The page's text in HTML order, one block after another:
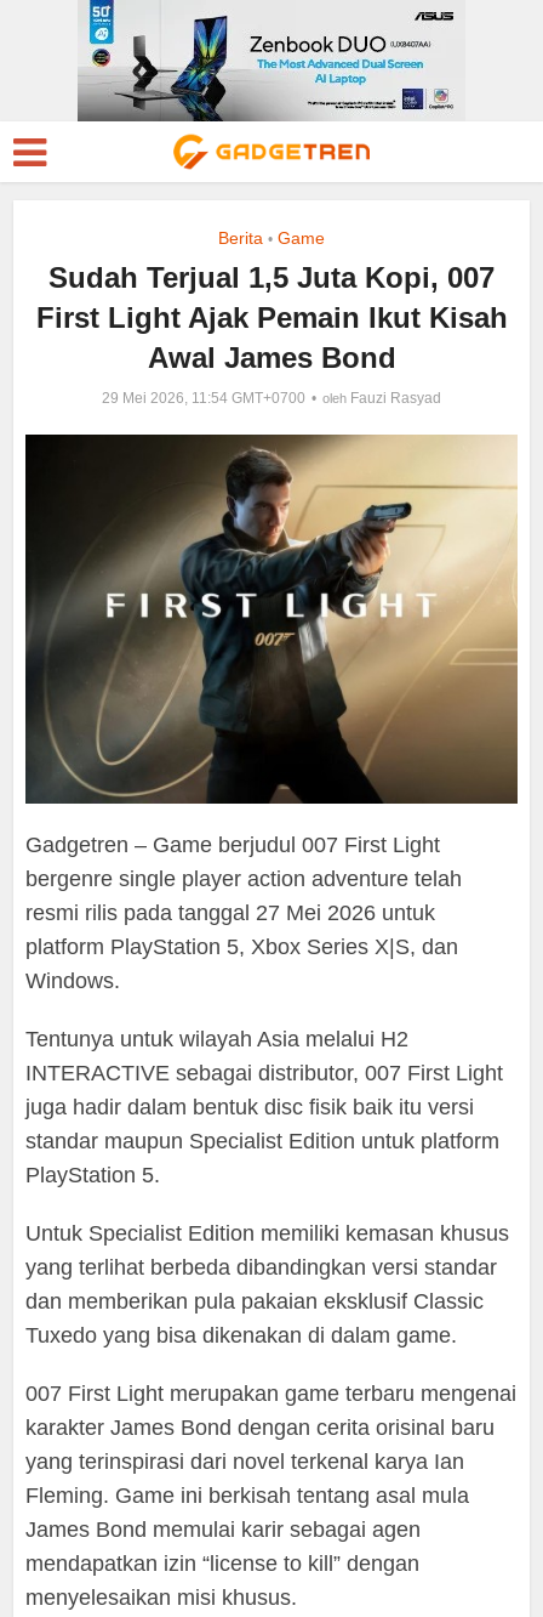
Berita • Game
Sudah Terjual 1,5 Juta Kopi, 007
First Light Ajak Pemain Ikut Kisah
Awal James Bond
29 Mei 2026, 11:54 GMT+0700 oleh Fauzi Rasyad
Gadgetren – Game berjudul 007 First Light
bergenre single player action adventure telah
resmi rilis pada tanggal 27 Mei 2026 untuk
platform PlayStation 5, Xbox Series X|S, dan
Windows.
Tentunya untuk wilayah Asia melalui H2
INTERACTIVE sebagai distributor, 007 First Light
juga hadir dalam bentuk disc fisik baik itu versi
standar maupun Specialist Edition untuk platform
PlayStation 5.
Untuk Specialist Edition memiliki kemasan khusus
yang terlihat berbeda dibandingkan versi standar
dan memberikan pula pakaian eksklusif Classic
Tuxedo yang bisa dikenakan di dalam game.
007 First Light merupakan game terbaru mengenai
karakter James Bond dengan cerita orisinal baru
yang terinspirasi dari novel terkenal karya Ian
Fleming. Game ini berkisah tentang asal mula
James Bond memulai karir sebagai agen
mendapatkan izin “license to kill” dengan
menyelesaikan misi khusus.